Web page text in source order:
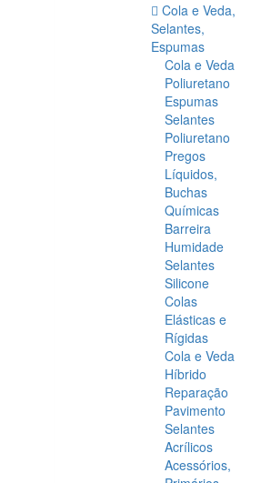
Cola e Veda,
Selantes,
Espumas
Cola e Veda
Poliuretano
Espumas
Selantes
Poliuretano
Pregos
Líquidos,
Buchas
Químicas
Barreira
Humidade
Selantes
Silicone
Colas
Elásticas e
Rígidas
Cola e Veda
Híbrido
Reparação
Pavimento
Selantes
Acrílicos
Acessórios,